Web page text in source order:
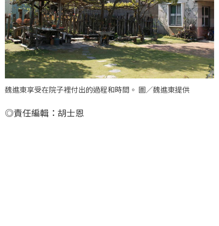
魏進東享受在院子裡付出的過程和時間。 圖／魏進東提供
◎責任編輯：胡士恩